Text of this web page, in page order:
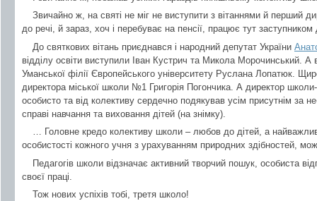
Звичайно ж, на святі не міг не виступити з вітаннями й перший
до речі, й зараз, хоч і перебуває на пенсії, працює тут заступником
До святкових вітань приєднався і народний депутат України
відділу освіти виступили Іван Кустрич та Микола Морочинський. А
Уманської філії Європейського університету Руслана Лопатюк.
директора міської школи №1 Григорія Погончика. А директор
особисто та від колективу сердечно подякував усім присутнім за
справі навчання та виховання дітей (на знімку).
… Головне кредо колективу школи – любов до дітей, а
особистості кожного учня з урахуванням природних здібностей,
Педагогів школи відзначає активний творчий пошук, особиста
своєї праці.
Тож нових успіхів тобі, третя школо!